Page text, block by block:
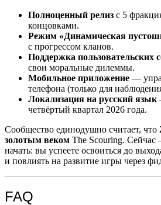
Полноценный релиз с 5
концовками.
Режим «Динамическая
с прогрессом кланов.
Поддержка пользовательских
свои моральные дилеммы.
Мобильное приложение —
телефона (только для
Локализация на русский язык
четвёртый квартал 2026 года.
Сообщество единодушно считает, что
золотым веком The Scouring. Сейчас
начать: вы успеете освоиться до
и повлиять на развитие игры через
FAQ